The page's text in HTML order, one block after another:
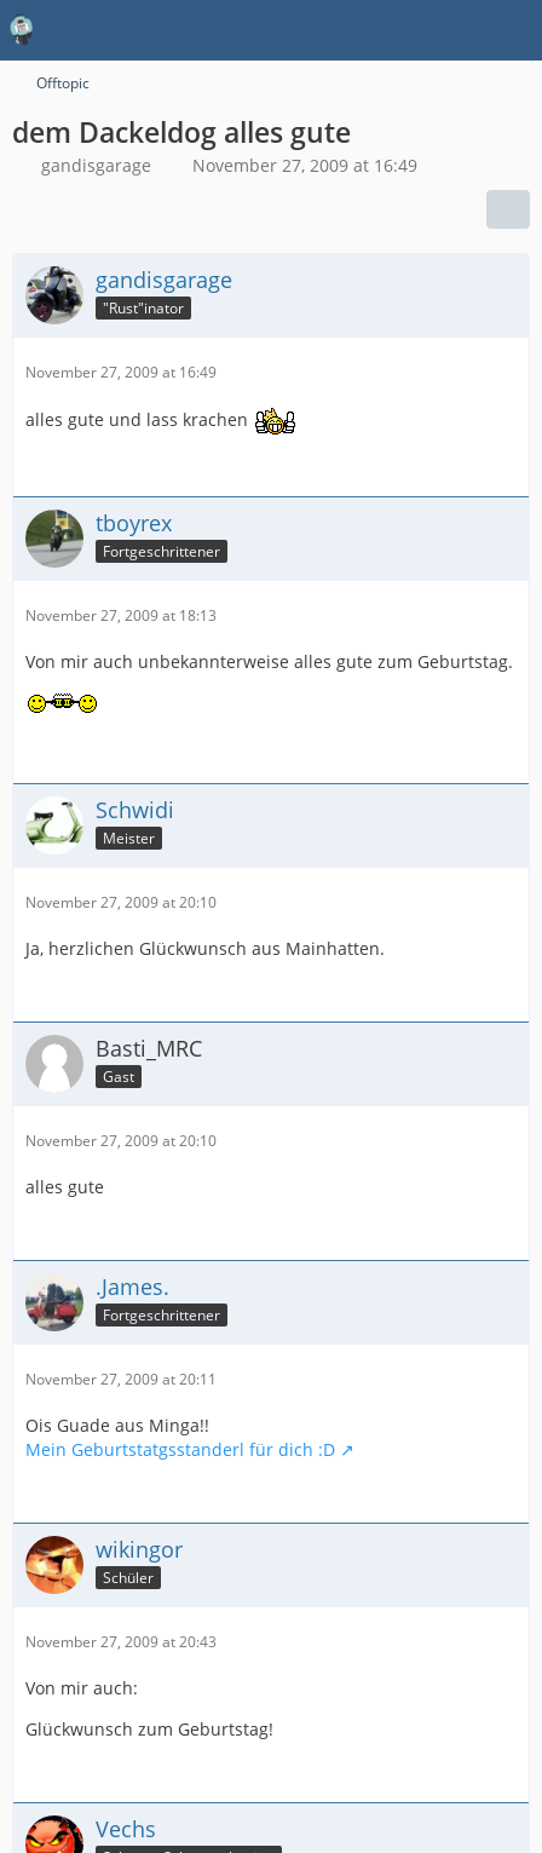
Offtopic
dem Dackeldog alles gute
gandisgarage November 27, 2009 at 16:49
gandisgarage
"Rust"inator
November 27, 2009 at 16:49
alles gute und lass krachen
tboyrex
Fortgeschrittener
November 27, 2009 at 18:13
Von mir auch unbekannterweise alles gute zum Geburtstag.
Schwidi
Meister
November 27, 2009 at 20:10
Ja, herzlichen Glückwunsch aus Mainhatten.
Basti_MRC
Gast
November 27, 2009 at 20:10
alles gute
.James.
Fortgeschrittener
November 27, 2009 at 20:11
Ois Guade aus Minga!!
Mein Geburtstatgsstanderl für dich :D
wikingor
Schüler
November 27, 2009 at 20:43
Von mir auch:
Glückwunsch zum Geburtstag!
Vechs